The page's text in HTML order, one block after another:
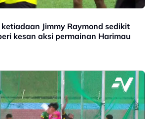
Jimmy Raymond sedikit
kesan aksi permainan Harimau